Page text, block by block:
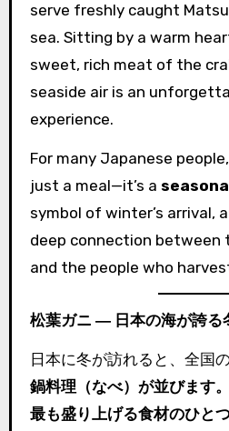
serve freshly caught
sea. Sitting by a warm
sweet, rich meat of the
seaside air is an
experience.
For many Japanese
just a meal—it’s a
symbol of winter’s arrival,
deep connection between
and the people who
松葉ガニ ― 日本の海が誇る
日本に冬が訪れると、全国
鍋料理（なべ）が並びます
最も盛り上げる食材のひと